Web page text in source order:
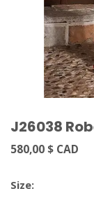
J26038
580,00 $ CAD
Size: